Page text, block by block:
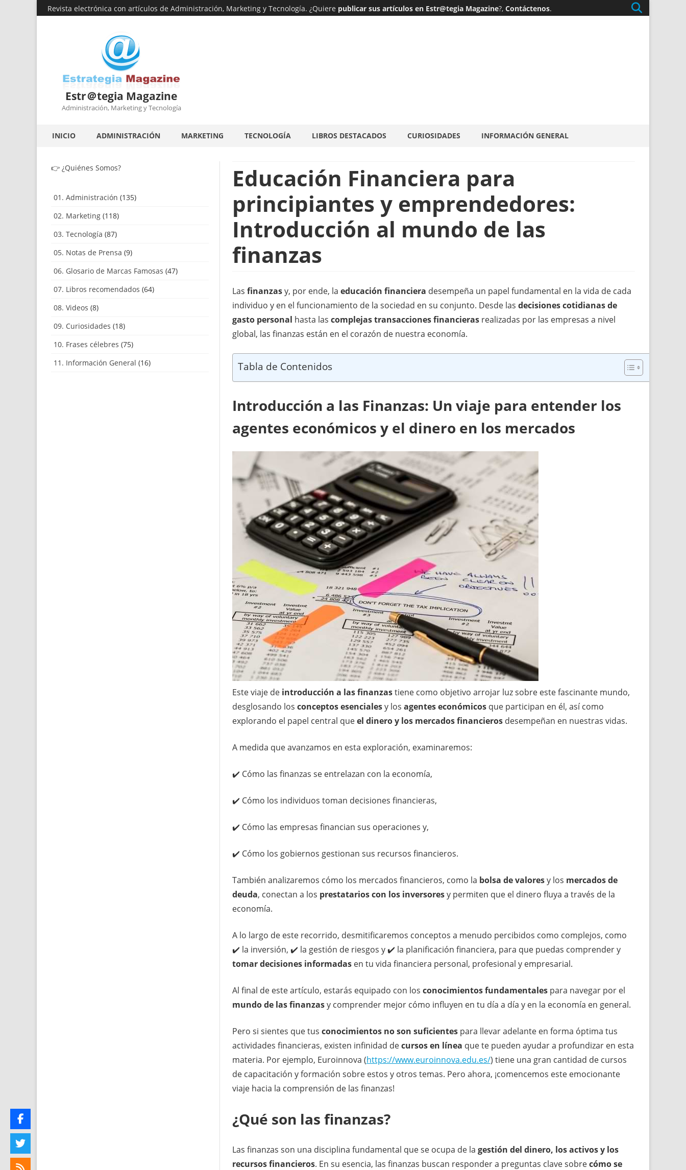
Revista electrónica con artículos de Administración, Marketing y Tecnología. ¿Quiere publicar sus artículos en Estr@tegia Magazine?, Contáctenos.
Estr＠tegia Magazine
Administración, Marketing y Tecnología
al
INICIO ADMINISTRACIÓN MARKETING TECNOLOGÍA LIBROS DESTACADOS CURIOSIDADES INFORMACIÓN GENERAL
Educación Financiera para
principiantes y emprendedores:
Introducción al mundo de las
finanzas
Las finanzasy, por ende, la educación financiera desempeña un papel fundamental en la vida de cada
individuo y en el funcionamiento de la sociedad en su conjunto. Desde las decisiones cotidianas de
gasto personal hasta las complejas transacciones financierasrealizadas por las empresas a nivel
global, las finanzas están en el corazón de nuestra economía.
Tabla de Contenidos
Introducción a las Finanzas: Un viaje para entender los
agentes económicos y el dinero en los mercados
Este viaje de introducción a las finanzastiene como objetivo arrojar luz sobre este fascinante mundo,
desglosando los conceptos esencialesy los agentes económicosque participan en él, así como
explorando el papel central queel dinero y los mercados financierosdesempeñan en nuestras vidas.
A medida que avanzamos en esta exploración, examinaremos:
✔️ Cómo las finanzas se entrelazan con la economía,
✔️ Cómo los individuos toman decisiones financieras,
✔️ Cómo las empresas financian sus operaciones y,
✔️ Cómo los gobiernos gestionan sus recursos financieros.
También analizaremos cómo los mercados financieros, como la bolsa de valoresy los mercados de
deuda, conectan a los prestatarios con los inversoresy permiten que el dinero fluya a través de la
economía.
A lo largo de este recorrido, desmitificaremos conceptos a menudo percibidos como complejos, como
✔️ la inversión, ✔️ la gestión de riesgos y ✔️ la planificación financiera, para que puedas comprender y
tomar decisiones informadasen tu vida financiera personal, profesional y empresarial.
Al final de este artículo, estarás equipado con los conocimientos fundamentalespara navegar por el
mundo de las finanzasy comprender mejor cómo influyen en tu día a día y en la economía en general.
Pero si sientes que tus conocimientos no son suficientespara llevar adelante en forma óptima tus
actividades financieras, existen infinidad decursos en línea que te pueden ayudar a profundizar en esta
materia. Por ejemplo, Euroinnova (https://www.euroinnova.edu.es/) tiene una gran cantidad de cursos
de capacitación y formación sobre estos y otros temas. Pero ahora, ¡comencemos este emocionante
viaje hacia la comprensión de las finanzas!
¿Qué son las finanzas?
Las finanzas son una disciplina fundamental que se ocupa de la gestión del dinero, los activos y los
recursos financieros. En su esencia, las finanzas buscan responder a preguntas clave sobrecómo se
👉 ¿Quiénes Somos?
01. Administración (135)
02. Marketing (118)
03. Tecnología (87)
05. Notas de Prensa (9)
06. Glosario de Marcas Famosas (47)
07. Libros recomendados (64)
08. Videos (8)
09. Curiosidades (18)
10. Frases célebres (75)
11. Información General (16)